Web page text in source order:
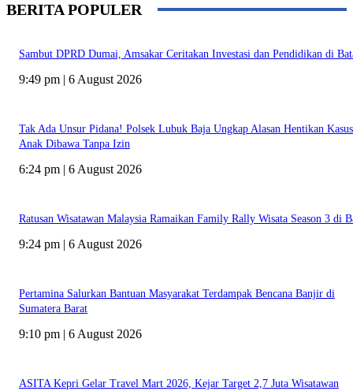
BERITA POPULER
Sambut DPRD Dumai, Amsakar Ceritakan Investasi dan Pendidikan di
9:49 pm | 6 August 2026
Tak Ada Unsur Pidana! Polsek Lubuk Baja Ungkap Alasan Hentikan Kasus
Anak Dibawa Tanpa Izin
6:24 pm | 6 August 2026
Ratusan Wisatawan Malaysia Ramaikan Family Rally Wisata Season 3 di
9:24 pm | 6 August 2026
Pertamina Salurkan Bantuan Masyarakat Terdampak Bencana Banjir di
Sumatera Barat
9:10 pm | 6 August 2026
ASITA Kepri Gelar Travel Mart 2026, Kejar Target 2,7 Juta Wisatawan